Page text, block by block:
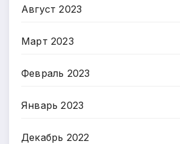
Август 2023
Март 2023
Февраль 2023
Январь 2023
Декабрь 2022